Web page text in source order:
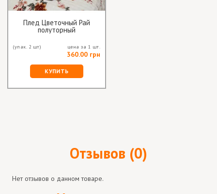
Плед Цветочный Рай
полуторный
(упак. 2 шт) цена за 1 шт.
360.00 грн
КУПИТЬ
Отзывов (0)
Нет отзывов о данном товаре.